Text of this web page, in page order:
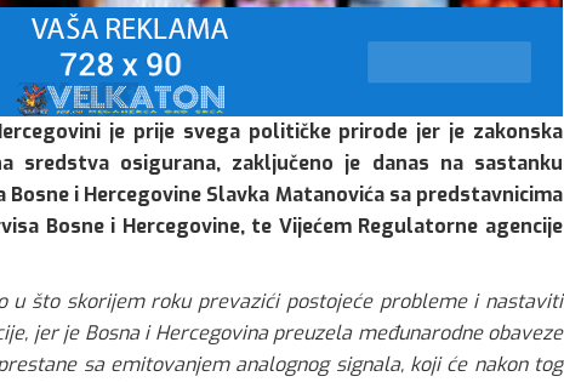
je prije svega političke prirode jer je zakonska
sredstva osigurana, zaključeno je danas na sastanku
i Hercegovine Slavka Matanovića sa predstavnicima
Bosne i Hercegovine, te Vijećem Regulatorne agencije
u što skorijem roku prevazići postojeće probleme i nastaviti
jer je Bosna i Hercegovina preuzela međunarodne obaveze
sa emitovanjem analognog signala, koji će nakon tog